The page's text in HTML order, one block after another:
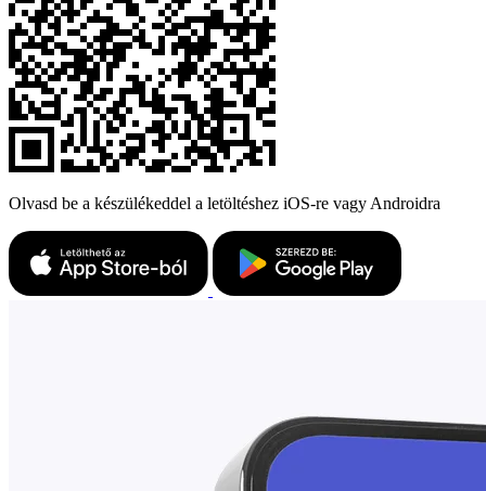
Olvasd be a készülékeddel a letöltéshez iOS-re vagy Androidra